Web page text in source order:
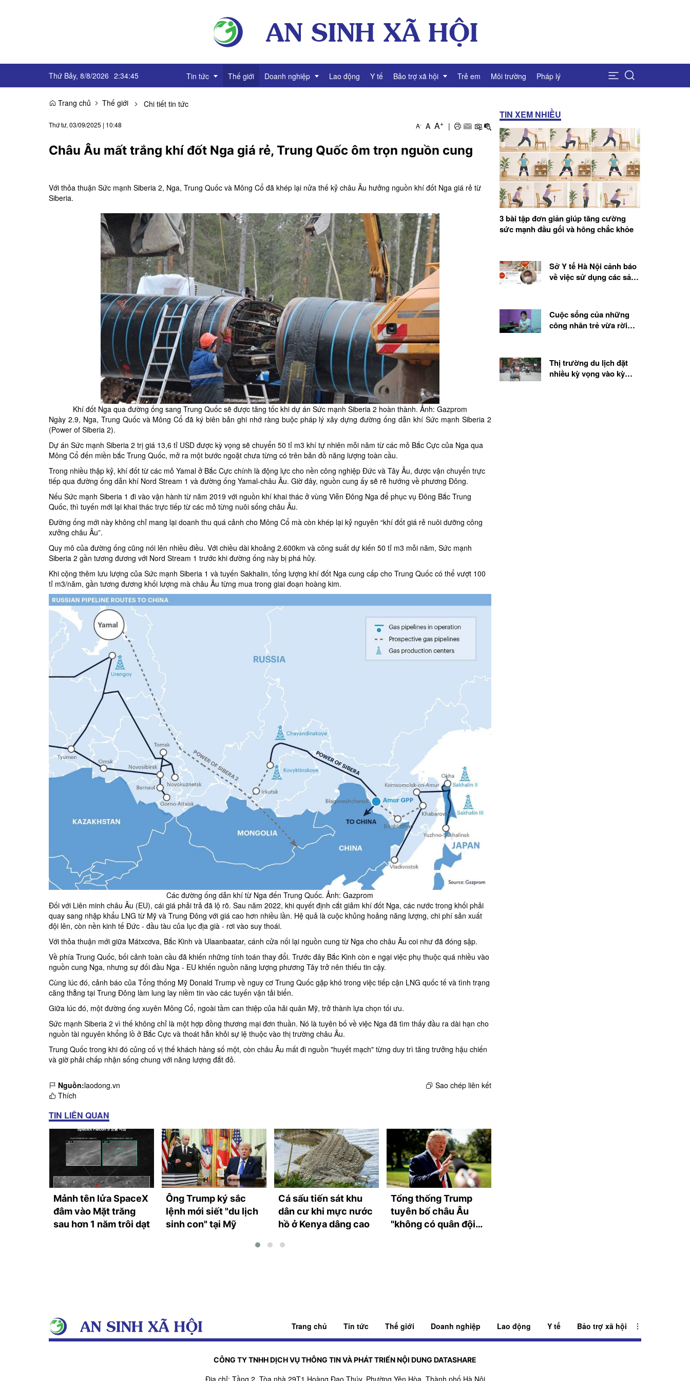
Thứ Bảy, 8/8/2026 2:34:46 Tin tức
Sự kiện
Góc báo chí
Thế giới Doanh nghiệp
Tài chính Doanh nghiệp
Video Doanh nghiệp
Lao động Y tế Bảo trợ xã hội
Giảm nghèo
Bình đẳng giới
Trẻ em Môi trường Pháp lý
Trang chủ Thế giới Chi tiết tin tức
Thứ tư, 03/09/2025 | 10:48 A- A A+ |
Châu Âu mất trắng khí đốt Nga giá rẻ, Trung Quốc ôm trọn nguồn cung
Với thỏa thuận Sức mạnh Siberia 2, Nga, Trung Quốc và Mông Cổ đã khép lại nửa thế kỷ châu Âu hưởng nguồn khí đốt Nga giá rẻ từ
Siberia.
Khí đốt Nga qua đường ống sang Trung Quốc sẽ được tăng tốc khi dự án Sức mạnh Siberia 2 hoàn thành. Ảnh: Gazprom
Ngày 2.9, Nga, Trung Quốc và Mông Cổ đã ký biên bản ghi nhớ ràng buộc pháp lý xây dựngđường ống dẫn khí Sức mạnh Siberia 2
(Power of Siberia 2).
Dự án Sức mạnh Siberia 2 trị giá 13,6 tỉ USD được kỳ vọng sẽ chuyển 50 tỉ m3 khí tự nhiên mỗi năm từ các mỏ Bắc Cực của Nga qua
Mông Cổ đến miền bắc Trung Quốc, mở ra một bước ngoặt chưa từng có trên bản đồ năng lượng toàn cầu.
Trong nhiều thập kỷ, khí đốt từ các mỏ Yamal ở Bắc Cực chính là động lực cho nền công nghiệp Đức và Tây Âu, được vận chuyển trực
tiếp qua đường ống dẫn khí Nord Stream 1 và đường ống Yamal-châu Âu. Giờ đây, nguồn cung ấy sẽ rẽ hướng về phương Đông.
Nếu Sức mạnh Siberia 1 đi vào vận hành từ năm 2019 với nguồn khí khai thác ở vùng Viễn Đông Nga để phục vụ Đông Bắc Trung
Quốc, thì tuyến mới lại khai thác trực tiếp từ các mỏ từng nuôi sống châu Âu.
Đường ống mới này không chỉ mang lại doanh thu quá cảnh cho Mông Cổ mà còn khép lại kỷ nguyên “khí đốt giá rẻ nuôi dưỡng công
xưởng châu Âu”.
Quy mô của đường ống cũng nói lên nhiều điều. Với chiều dài khoảng 2.600km và công suất dự kiến 50 tỉ m3 mỗi năm, Sức mạnh
Siberia 2 gần tương đương với Nord Stream 1 trước khi đường ống này bị phá hủy.
Khi cộng thêm lưu lượng của Sức mạnh Siberia 1 và tuyến Sakhalin, tổng lượng khí đốt Nga cung cấp cho Trung Quốc có thể vượt 100
tỉ m3/năm, gần tương đương khối lượng mà châu Âu từng mua trong giai đoạn hoàng kim.
Các đường ống dẫn khí từ Nga đến Trung Quốc. Ảnh: Gazprom
Đối với Liên minh châu Âu (EU), cái giá phải trả đã lộ rõ. Sau năm 2022, khi quyết định cắt giảm khí đốt Nga, các nước trong khối phải
quay sang nhập khẩu LNG từ Mỹ và Trung Đông với giá cao hơn nhiều lần. Hệ quả là cuộc khủng hoảng năng lượng, chi phí sản xuất
đội lên, còn nền kinh tế Đức - đầu tàu của lục địa già - rơi vào suy thoái.
Với thỏa thuận mới giữa Mátxcơva, Bắc Kinh và Ulaanbaatar, cánh cửa nối lại nguồn cung từ Nga cho châu Âu coi như đã đóng sập.
Về phía Trung Quốc, bối cảnh toàn cầu đã khiến những tính toán thay đổi. Trước đây Bắc Kinh còn e ngại việc phụ thuộc quá nhiều vào
nguồn cung Nga, nhưng sự đối đầu Nga - EU khiến nguồn năng lượng phương Tây trở nên thiếu tin cậy.
Cùng lúc đó, cảnh báo của Tổng thống Mỹ Donald Trump về nguy cơ Trung Quốc gặp khó trong việc tiếp cận LNG quốc tế và tình trạng
căng thẳng tại Trung Đông làm lung lay niềm tin vào các tuyến vận tải biển.
Giữa lúc đó, một đường ống xuyên Mông Cổ, ngoài tầm can thiệp của hải quân Mỹ, trở thành lựa chọn tối ưu.
Sức mạnh Siberia 2 vì thế không chỉ là một hợp đồng thương mại đơn thuần. Nó là tuyên bố về việc Nga đã tìm thấy đầu ra dài hạn cho
nguồn tài nguyên khổng lồ ở Bắc Cực và thoát hẳn khỏi sự lệ thuộc vào thị trường châu Âu.
Trung Quốc trong khi đó củng cố vị thế khách hàng số một, còn châu Âu mất đi nguồn "huyết mạch" từng duy trì tăng trưởng hậu chiến
và giờ phải chấp nhận sống chung với năng lượng đắt đỏ.
Nguồn:laodong.vn
Sao chép liên kết
Thích
TIN LIÊN QUAN
Mảnh tên lửa SpaceX
đâm vào Mặt trăng
sau hơn 1 năm trôi dạt
Ông Trump ký sắc
lệnh mới siết "du lịch
sinh con" tại Mỹ
Cá sấu tiến sát khu
dân cư khi mực nước
hồ ở Kenya dâng cao
Tổng thống Trump
tuyên bố châu Âu
"không có quân đội
TIN XEM NHIỀU
3 bài tập đơn giản giúp tăng cường
sức mạnh đầu gối và hông chắc khỏe
Sở Y tế Hà Nội cảnh báo
về việc sử dụng các sản
Cuộc sống của những
công nhân trẻ vừa rời
Thị trường du lịch đặt
nhiều kỳ vọng vào kỳ
Trang chủ Tin tức Thế giới Doanh nghiệp Lao động Y tế Bảo trợ xã hội
CÔNG TY TNHH DỊCH VỤ THÔNG TIN VÀ PHÁT TRIỂN NỘI DUNG DATASHARE